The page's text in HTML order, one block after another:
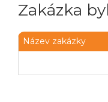
Zakázka
Název zakázky